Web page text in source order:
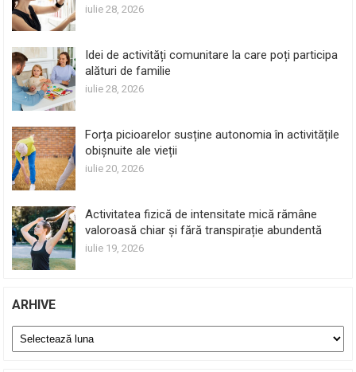
iulie 28, 2026
Idei de activități comunitare la care poți participa
alături de familie
iulie 28, 2026
Forța picioarelor susține autonomia în activitățile
obișnuite ale vieții
iulie 20, 2026
Activitatea fizică de intensitate mică rămâne
valoroasă chiar și fără transpirație abundentă
iulie 19, 2026
ARHIVE
Arhive